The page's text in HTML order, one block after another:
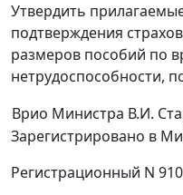
Утвердить
подтверждения
размеров пособий по
нетрудоспособности,
Врио Министра В.И.
Зарегистрировано в
Регистрационный N